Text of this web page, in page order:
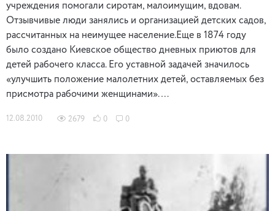
учреждения помогали сиротам, малоимущим, вдовам.
Отзывчивые люди занялись и организацией детских садов,
рассчитанных на неимущее население.Еще в 1874 году
было создано Киевское общество дневных приютов для
детей рабочего класса. Его уставной задачей значилось
«улучшить положение малолетних детей, оставляемых без
присмотра рабочими женщинами». …
12.08.2010 2679 0 0